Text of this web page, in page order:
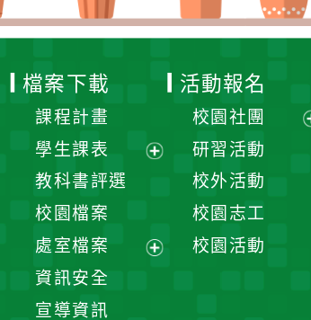
檔案下載
課程計畫
學生課表
單
教科書評選
校園檔案
處室檔案
資訊安全
宣導資訊
活動報名
校園社團
研習活動
校外活動
校園志工
校園活動